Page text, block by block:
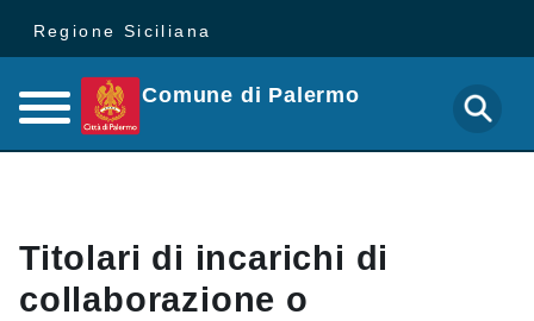
Regione Siciliana
Comune di Palermo
Titolari di incarichi di
collaborazione o